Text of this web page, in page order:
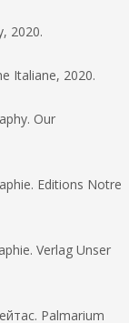
2020.
Italiane, 2020.
Our
Editions Notre
Verlag Unser
Palmarium